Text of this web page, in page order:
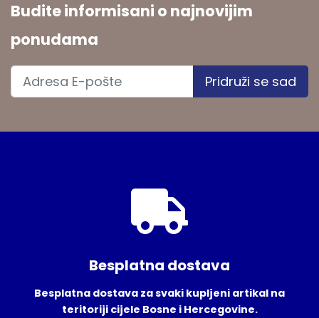
Budite informisani o najnovijim
ponudama
Pridruži se sad
Besplatna dostava
Besplatna dostava za svaki kupljeni artikal na
teritoriji cijele Bosne i Hercegovine.